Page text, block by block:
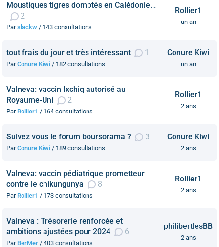
Moustiques tigres domptés en Calédonie...
2
Parslackw / 143 consultations
Rollier1
un an
tout frais du jour et très intéressant 1
ParConure Kiwi / 182 consultations
Conure Kiwi
un an
Valneva: vaccin Ixchiq autorisé au
Royaume-Uni
2
Par Rollier1 / 164 consultations
Rollier1
2 ans
Suivez vous le forum boursorama ? 3
ParConure Kiwi / 189 consultations
Conure Kiwi
2 ans
Valneva: vaccin pédiatrique prometteur
contre le chikungunya
8
Par Rollier1 / 173 consultations
Rollier1
2 ans
Valneva : Trésorerie renforcée et
ambitions ajustées pour 2024
6
Par BerMer / 403 consultations
philibertlesBB
2 ans